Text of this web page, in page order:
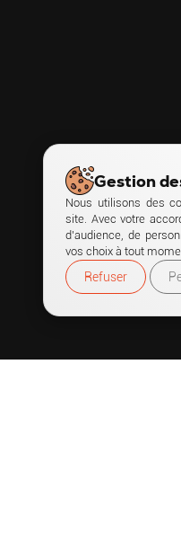
Gestion
Nous utilisons des
site. Avec votre
d’audience, de
vos choix à tout
Refuser